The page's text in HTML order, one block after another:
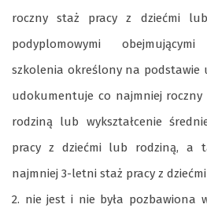
roczny staż pracy z dziećmi
podyplomowymi
szkolenia określony na podstawie
udokumentuje co najmniej roczny
rodziną lub wykształcenie
pracy z dziećmi lub rodziną, a
najmniej 3-letni staż pracy z
2. nie jest i nie była pozbawiona